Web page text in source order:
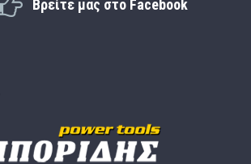
Βρείτε μας στο Facebook